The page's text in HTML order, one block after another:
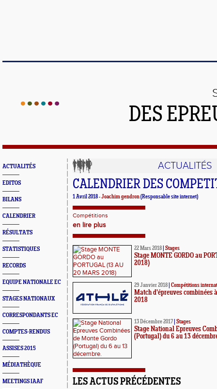
DES
ACTUALITÉS
EDITOS
BILANS
CALENDRIER
RÉSULTATS
STATISTIQUES
RECORDS
EQUIPE NATIONALE EC
STAGES NATIONAUX
CORRESPONDANTS EC
COMPTES-RENDUS
ASSISES 2015
MÉDIATHÈQUE
MEETINGS IAAF
ACTUALITÉS
CALENDRIER DES
1 Avril 2018 -Joachim gendron(Responsable site internet)
Compétitions
en lire plus
22 Mars 2018 Stages
Stage MONTE GORDO au
2018)
29 Janvier 2018 Compétitions
Match d'épreuves
2018
13 Décembre 2017 Stages
Stage National Epreuves
(Portugal) du 6 au 13
LES ACTUS PRÉCÉDENTES